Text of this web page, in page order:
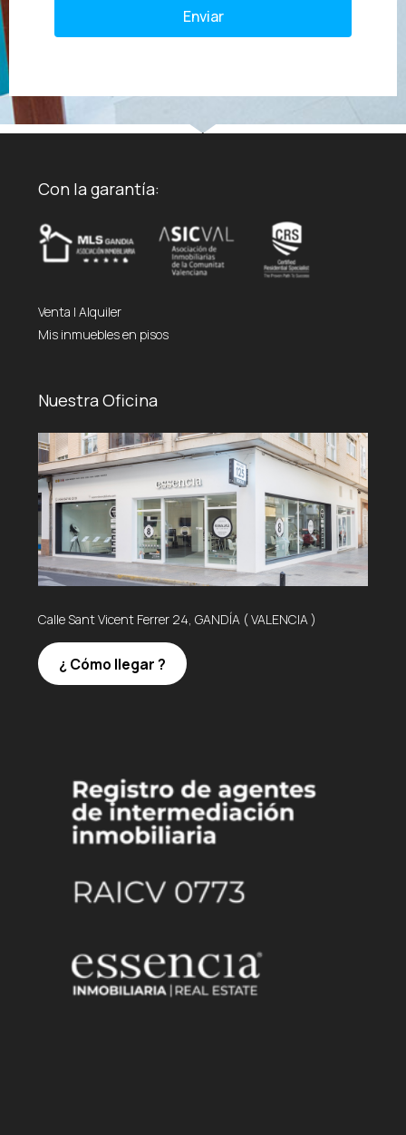
Enviar
Con la garantía:
Venta | Alquiler
Mis inmuebles en pisos
Nuestra Oficina
Calle Sant Vicent Ferrer 24, GANDÍA ( VALENCIA )
¿ Cómo llegar ?